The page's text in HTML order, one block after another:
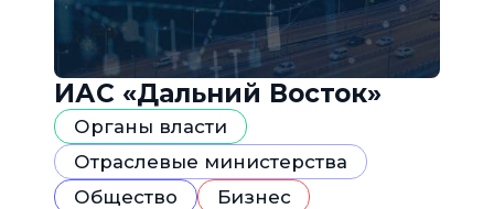
ИАС «Дальний Восток»
Органы власти
Отраслевые министерства
Общество
Бизнес